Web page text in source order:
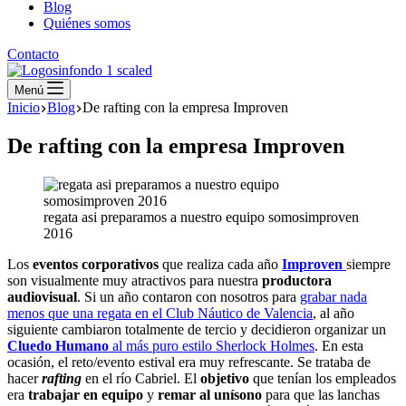
Blog
Quiénes somos
Contacto
Menú
Inicio Blog De rafting con la empresa Improven
De rafting con la empresa Improven
regata asi preparamos a nuestro equipo somosimproven
2016
Los eventos corporativos que realiza cada año Improven siempre
son visualmente muy atractivos para nuestra productora
audiovisual. Si un año contaron con nosotros para grabar nada
menos que una regata en el Club Náutico de Valencia, al año
siguiente cambiaron totalmente de tercio y decidieron organizar un
Cluedo Humano al más puro estilo Sherlock Holmes. En esta
ocasión, el reto/evento estival era muy refrescante. Se trataba de
hacerrafting en el río Cabriel. El objetivo que tenían los empleados
era trabajar en equipo y remar al unísono para que las lanchas